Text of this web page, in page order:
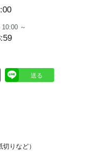
～
りなど）